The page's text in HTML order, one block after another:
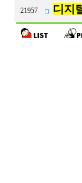
21957 디지